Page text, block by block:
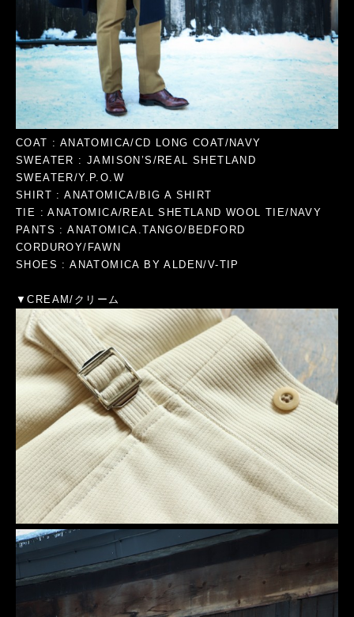
COAT : ANATOMICA/CD LONG COAT/NAVY
SWEATER : JAMISON’S/REAL SHETLAND
SWEATER/Y.P.O.W
SHIRT : ANATOMICA/BIG A SHIRT
TIE : ANATOMICA/REAL SHETLAND WOOL TIE/NAVY
PANTS : ANATOMICA.TANGO/BEDFORD
CORDUROY/FAWN
SHOES : ANATOMICA BY ALDEN/V-TIP
▼CREAM/クリーム